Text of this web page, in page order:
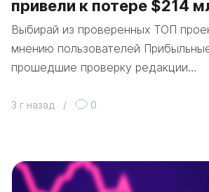
привели к потере $214
Выбирай из проверенных ТОП
мнению пользователей
прошедшие проверку редакции…
3 г назад / 0